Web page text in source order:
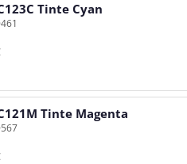
Tinte Cyan
Tinte Magenta